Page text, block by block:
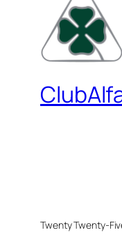
Twenty Twenty-